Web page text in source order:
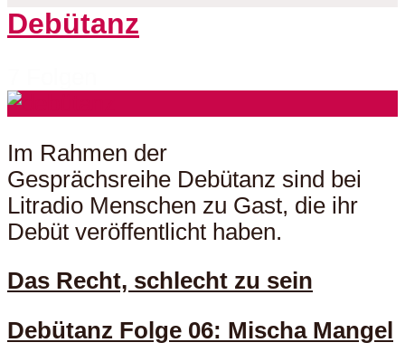
Debütanz
Im Rahmen der
Gesprächsreihe Debütanz sind bei
Litradio Menschen zu Gast, die ihr
Debüt veröffentlicht haben.
Das Recht, schlecht zu sein
Debütanz Folge 06: Mischa Mangel